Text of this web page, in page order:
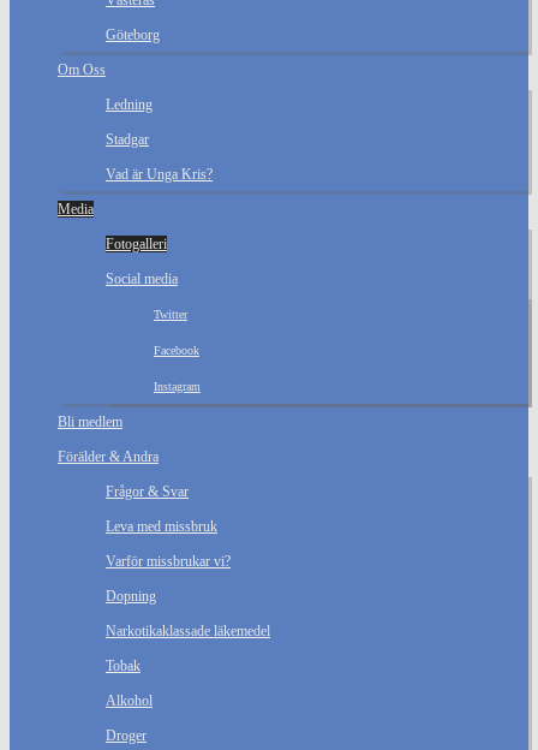
Göteborg
Om Oss
Ledning
Stadgar
Vad är Unga Kris?
Media
Fotogalleri
Social media
Twitter
Facebook
Instagram
Bli medlem
Förälder & Andra
Frågor & Svar
Leva med missbruk
Varför missbrukar vi?
Dopning
Narkotikaklassade läkemedel
Tobak
Alkohol
Droger